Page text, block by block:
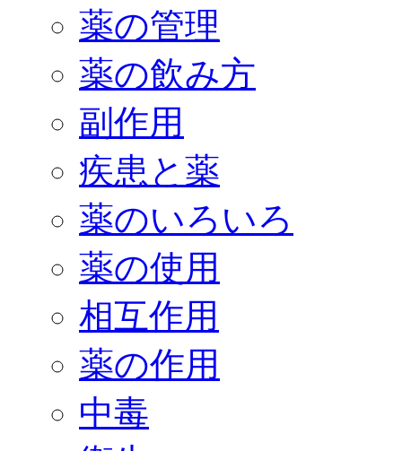
薬の管理
薬の飲み方
副作用
疾患と薬
薬のいろいろ
薬の使用
相互作用
薬の作用
中毒